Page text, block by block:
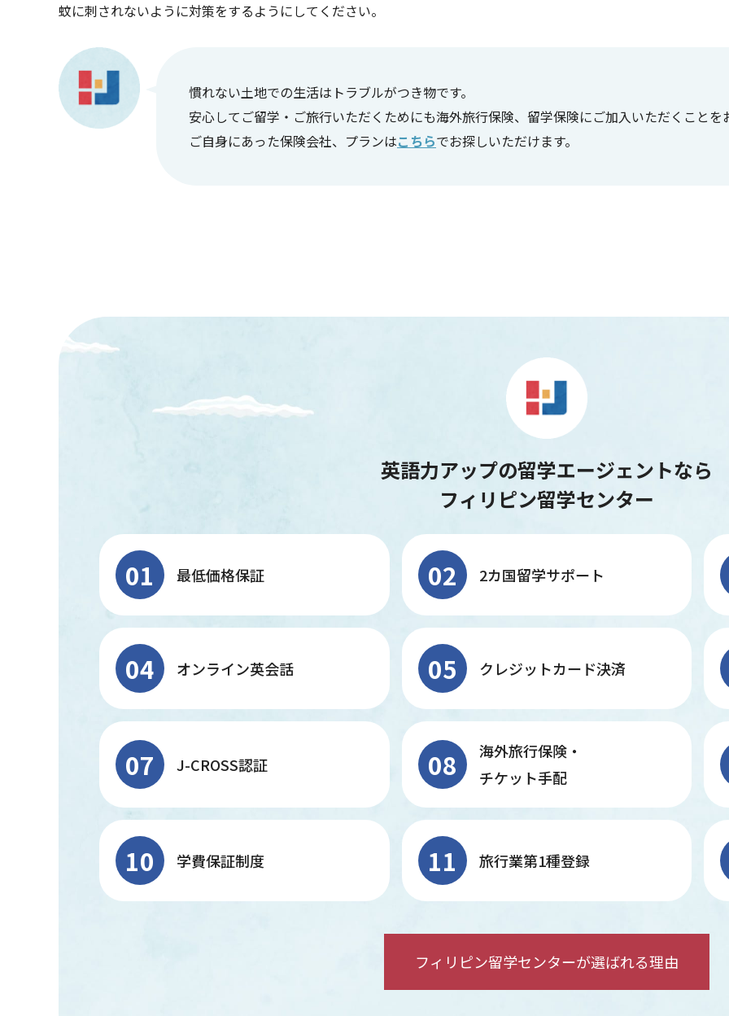
蚊に刺されないように対策をするようにしてください。
慣れない土地での生活はトラブルがつき物です。
安心してご留学・ご旅行いただくためにも海外旅行保険、留学保険にご加入いただくことを
ご自身にあった保険会社、プランはこちらでお探しいただけます。
英語力アップの留学エージェントなら
フィリピン留学センター
01 最低価格保証 02 2カ国留学サポート
04 オンライン英会話 05 クレジットカード決済
07 J-CROSS認証 08
海外旅行保険・
チケット手配
10 学費保証制度 11 旅行業第1種登録
フィリピン留学センターが選ばれる理由